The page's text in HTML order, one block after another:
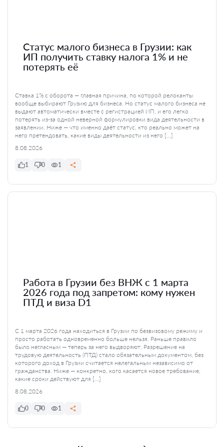
Статус малого бизнеса в Грузии: как
ИП получить ставку налога 1% и не
потерять её
Ставка 1% с оборота — главная причина, по которой релоканты
вообще выбирают Грузию для бизнеса. Но статус малого бизнеса не
выдают автоматически вместе с регистрацией ИП, и его легко
потерять из-за одной неверной формулировки вида деятельности в
заявлении. Ниже — что именно даёт статус, кто реально может на
него претендовать, какие виды деятельности из него […]
8.08.2026
1 0 1
Работа в Грузии без ВНЖ с 1 марта
2026 года под запретом: кому нужен
ПТД и виза D1
С 1 марта 2026 года находиться в Грузии по безвизовому режиму и
просто работать одновременно больше нельзя. Раньше правило
было негласным — теперь за него выдворяют. Разрешение на
трудовую деятельность (ПТД) стало обязательным документом, без
которого доход в Грузии считается нелегальным независимо от
гражданства. Ниже — конкретно, кого касается новое требование,
какие сроки действуют для […]
8.08.2026
0 0 1